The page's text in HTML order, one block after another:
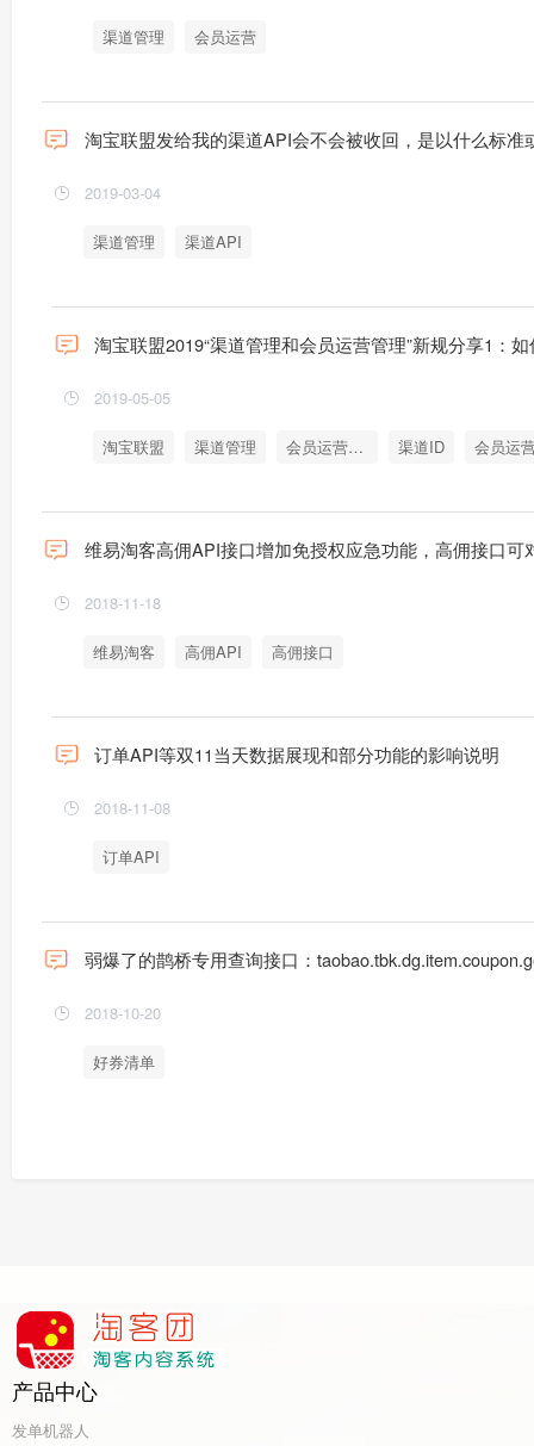
渠道管理 会员运营
淘宝联盟发给我的渠道API会不会被收回，是以什么标
2019-03-04
渠道管理 渠道API
淘宝联盟2019“渠道管理和会员运营管理”新规分享1：
2019-05-05
淘宝联盟 渠道管理 会员运营管理 渠道ID 会员运
维易淘客高佣API接口增加免授权应急功能，高佣接口可
2018-11-18
维易淘客 高佣API 高佣接口
订单API等双11当天数据展现和部分功能的影响说明
2018-11-08
订单API
弱爆了的鹊桥专用查询接口：
2018-10-20
好券清单
产品中心
发单机器人